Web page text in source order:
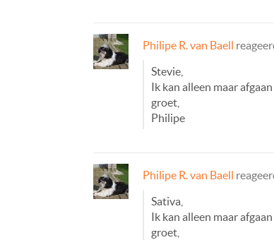
Philipe R. van Baell
Stevie,
Ik kan alleen maar
groet,
Philipe
Philipe R. van Baell
Sativa,
Ik kan alleen maar
groet,